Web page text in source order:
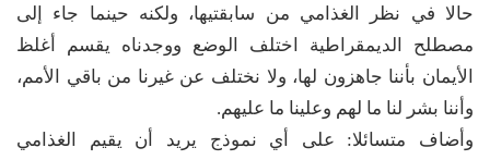
حالا في نظر الغذامي من سابقتيها، ولكنه حينما جاء إلى
مصطلح الديمقراطية اختلف الوضع ووجدناه يقسم أغلظ
الأيمان بأننا جاهزون لها، ولا نختلف عن غيرنا من باقي الأمم،
وأننا بشر لنا ما لهم وعلينا ما عليهم.
وأضاف متسائلا: على أي نموذج يريد أن يقيم الغذامي